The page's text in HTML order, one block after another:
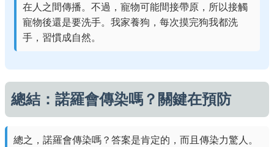
在人之間傳播。不過，寵物可能間接帶原，所以接觸
寵物後還是要洗手。我家養狗，每次摸完狗我都洗
手，習慣成自然。
總結：諾羅會傳染嗎？關鍵在預防
總之，諾羅會傳染嗎？答案是肯定的，而且傳染力驚人。